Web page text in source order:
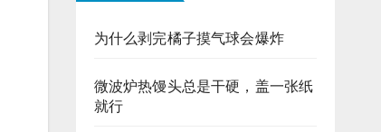
为什么剥完橘子摸气球会爆炸
微波炉热馒头总是干硬，盖一张纸
就行